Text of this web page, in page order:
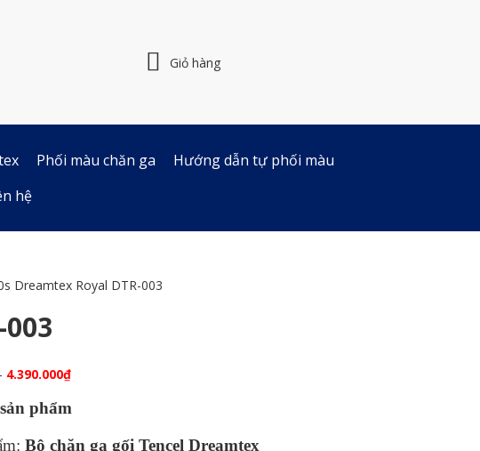
Giỏ hàng
Phối màu chăn ga
Hướng dẫn tự phối màu
hệ
Dreamtex Royal DTR-003
4.390.000₫
phẩm
Bộ chăn ga gối TencelDreamtex